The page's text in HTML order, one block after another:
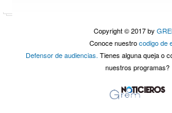
Copyright © 2017 by
Conoce nuestrocodigo de
Defensor de audiencias. Tienes alguna queja o
nuestros programas?